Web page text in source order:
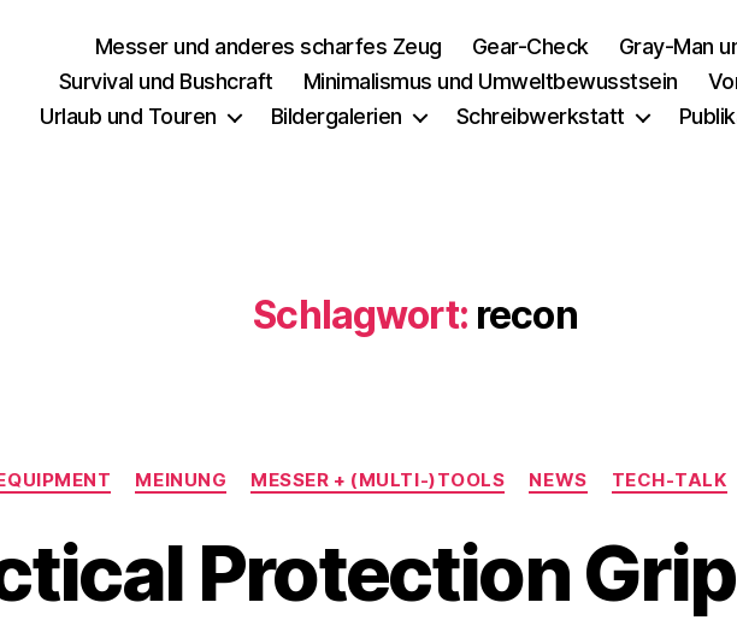
Messer und anderes scharfes Zeug Gear-Check Gray-Man
Survival und Bushcraft
Minimalismus und Umweltbewusstsein
Urlaub und Touren
Bildergalerien Schreibwerkstatt
Schlagwort: recon
Kategorien
MEINUNG MESSER + (MULTI-)TOOLS NEWS TECH-TALK
Protection